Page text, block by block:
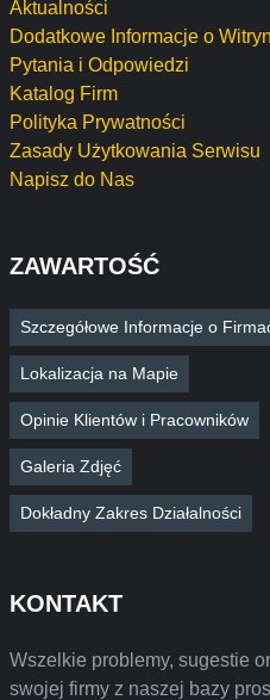
Aktualności
Dodatkowe Informacje o
Pytania i Odpowiedzi
Katalog Firm
Polityka Prywatności
Zasady Użytkowania Serwisu
Napisz do Nas
ZAWARTOŚĆ
Szczegółowe Informacje o
Lokalizacja na Mapie
Opinie Klientów i Pracowników
Galeria Zdjęć
Dokładny Zakres Działalności
KONTAKT
Wszelkie problemy, sugestie
swojej firmy z naszej bazy